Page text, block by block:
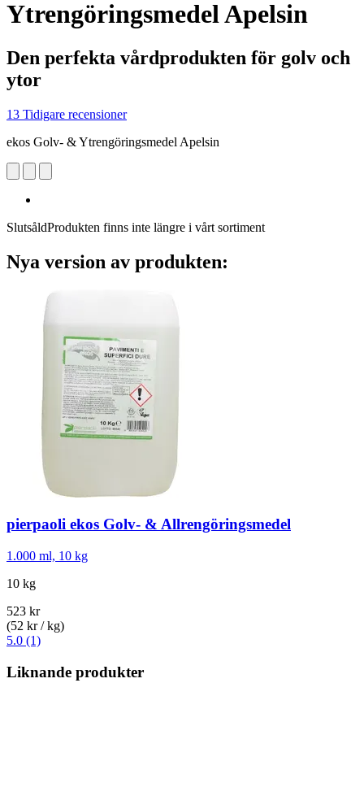
Ytrengöringsmedel Apelsin
Den perfekta vårdprodukten för golv och
ytor
13 Tidigare recensioner
ekos Golv- & Ytrengöringsmedel Apelsin
SlutsåldProdukten finns inte längre i vårt sortiment
Nya version av produkten:
pierpaoli ekos Golv-​ & Allrengöringsmedel
1.000 ml, 10 kg
10 kg
523 kr
(52 kr / kg)
5.0 (1)
Liknande produkter